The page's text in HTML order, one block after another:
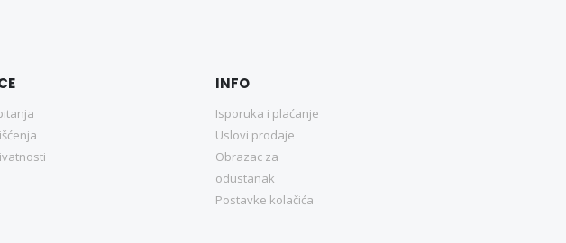
INFO
Isporuka i plaćanje
Uslovi prodaje
Obrazac za
odustanak
Postavke kolačića